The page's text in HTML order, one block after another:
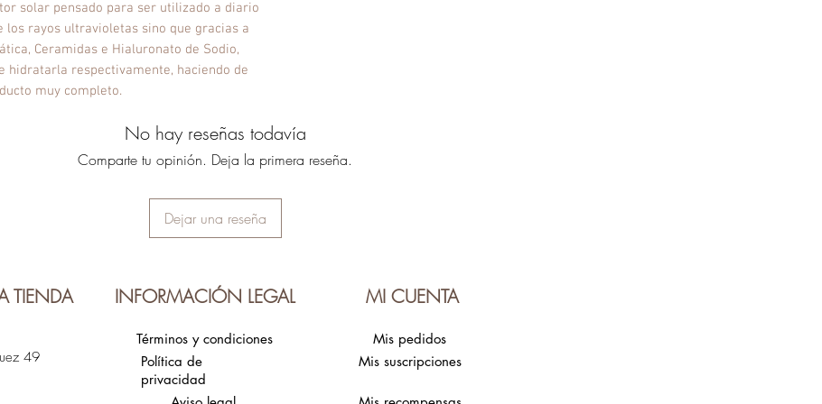
solar pensado para ser utilizado a diario
los rayos ultravioletas sino que gracias a
Ceramidas e Hialuronato de Sodio,
hidratarla respectivamente, haciendo de
muy completo.
No hay reseñas todavía
Comparte tu opinión. Deja la primera reseña.
Dejar una reseña
TIENDA INFORMACIÓN LEGAL MI CUENTA
49
Términos y condiciones
Política de
privacidad
Mis pedidos
Mis suscripciones